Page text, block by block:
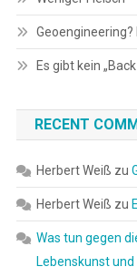
Geoengineering?
Es gibt kein
RECENT
Herbert Weiß zu
Herbert Weiß zu
Was tun gegen
Lebenskunst